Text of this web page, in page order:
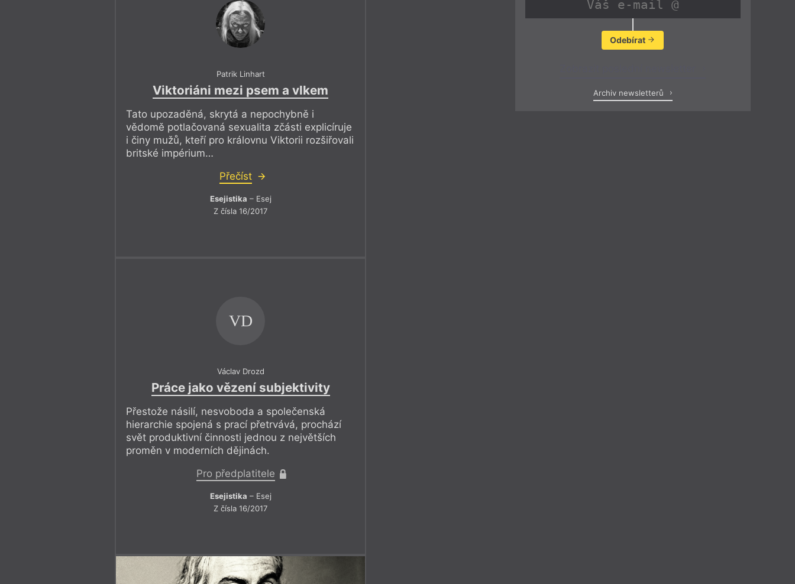
Patrik Linhart
Viktoriáni mezi psem a vlkem
Tato upozaděná, skrytá a nepochybně i
vědomě potlačovaná sexualita zčásti explicíruje
i činy mužů, kteří pro královnu Viktorii rozšiřovali
britské impérium…
Přečíst
Esejistika – Esej
Z čísla 16/2017
VD
Václav Drozd
Práce jako vězení subjektivity
Přestože násilí, nesvoboda a společenská
hierarchie spojená s prací přetrvává, prochází
svět produktivní činnosti jednou z největších
proměn v moderních dějinách.
Pro předplatitele
Esejistika – Esej
Z čísla 16/2017
Odebírat
Archiv newsletterů